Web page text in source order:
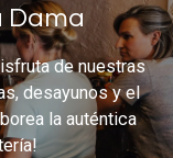
Dama
de nuestras
desayunos y el
la auténtica